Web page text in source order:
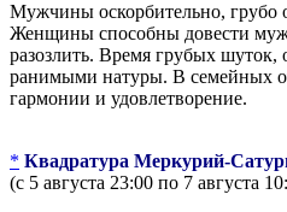
Мужчины оскорбительно,
Женщины способны довести
разозлить. Время грубых
ранимыми натуры. В семейных
гармонии и удовлетворение.
* Квадратура Меркурий-
(с 5 августа 23:00 по 7 августа